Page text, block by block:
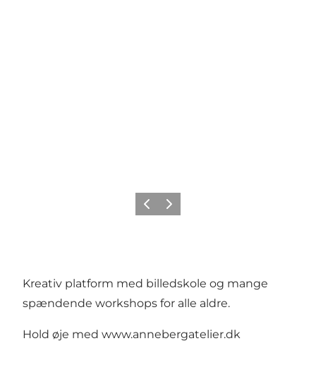
Forrige billede
Næste billede
Kreativ platform med billedskole og mange
spændende workshops for alle aldre.
Hold øje med www.annebergatelier.dk